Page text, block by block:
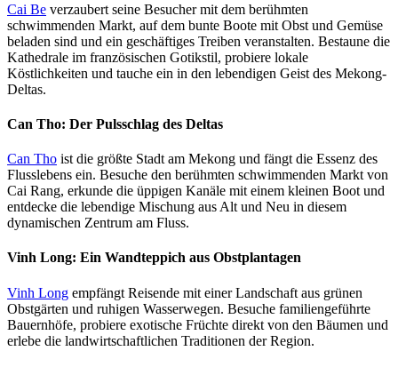
Cai Be verzaubert seine Besucher mit dem berühmten
schwimmenden Markt, auf dem bunte Boote mit Obst und Gemüse
beladen sind und ein geschäftiges Treiben veranstalten. Bestaune die
Kathedrale im französischen Gotikstil, probiere lokale
Köstlichkeiten und tauche ein in den lebendigen Geist des Mekong-
Deltas.
Can Tho: Der Pulsschlag des Deltas
Can Tho ist die größte Stadt am Mekong und fängt die Essenz des
Flusslebens ein. Besuche den berühmten schwimmenden Markt von
Cai Rang, erkunde die üppigen Kanäle mit einem kleinen Boot und
entdecke die lebendige Mischung aus Alt und Neu in diesem
dynamischen Zentrum am Fluss.
Vinh Long: Ein Wandteppich aus Obstplantagen
Vinh Long empfängt Reisende mit einer Landschaft aus grünen
Obstgärten und ruhigen Wasserwegen. Besuche familiengeführte
Bauernhöfe, probiere exotische Früchte direkt von den Bäumen und
erlebe die landwirtschaftlichen Traditionen der Region.